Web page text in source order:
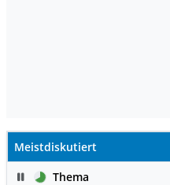
Meistdiskutiert
PauseThema